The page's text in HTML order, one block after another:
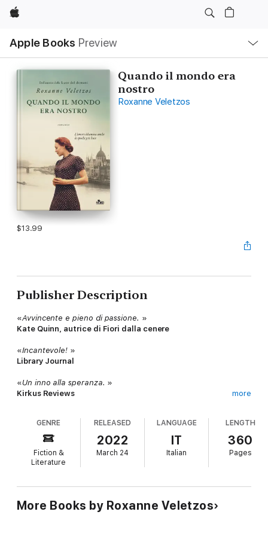
Apple
Apple Books Preview
Nav
Open
Menu
Quando il mondo era
nostro
Roxanne Veletzos
$13.99
Publisher Description
«Avvincente e pieno di passione. »
Kate Quinn, autrice di Fiori dalla cenere
«Incantevole! »
Library Journal
«Un inno alla speranza. »
Kirkus Reviews
indimenticabile sullo sfondo dei drammatici eventi della
Seconda Guerra Mondiale.»
L’amore illumina anche le epoche più buie
Ungheria, 1943. Eva credeva di sapere cosa fosse l'amore.
Fidanzata con un brillante studente di medicina, pensava di
avere tutto ciò che potesse desiderare. Ma, da quando il suo
more
GENRE
Fiction &
Literature
RELEASED
2022
March 24
LANGUAGE
IT
Italian
LENGTH
360
Pages
More Books by Roxanne Veletzos